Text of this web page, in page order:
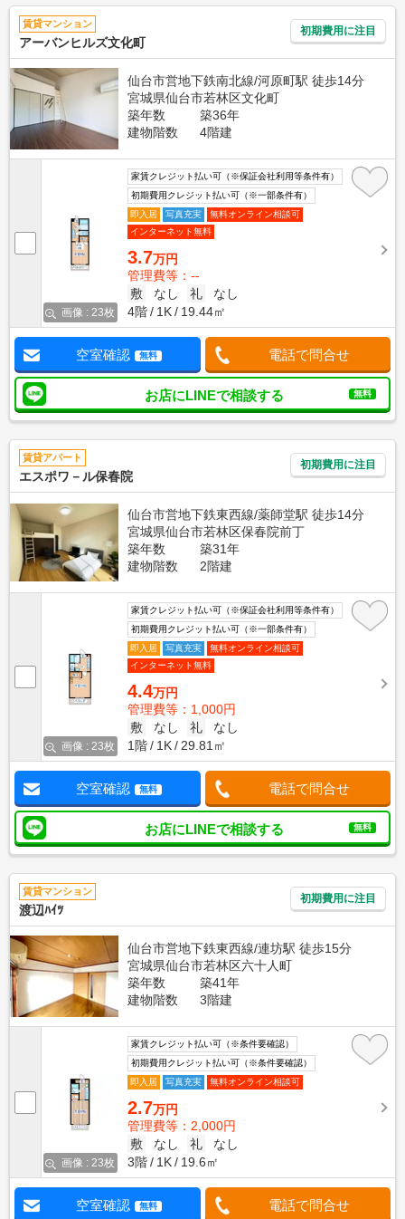
賃貸マンション
アーバンヒルズ文化町
初期費用に注目
仙台市営地下鉄南北線/河原町駅 徒歩14分
宮城県仙台市若林区文化町
築年数
築36年
建物階数
4階建
画像 : 23枚
家賃クレジット払い可（※保証会社利用等条件有）
初期費用クレジット払い可（※一部条件有）
即入居
写真充実
無料オンライン相談可
インターネット無料
3.7万円
管理費等：--
敷
なし 礼
なし
4階
1K 19.44㎡
空室確認 無料 電話で問合せ
お店にLINEで相談する 無料
賃貸アパート
エスポワ－ル保春院
初期費用に注目
仙台市営地下鉄東西線/薬師堂駅 徒歩14分
宮城県仙台市若林区保春院前丁
築年数
築31年
建物階数
2階建
画像 : 23枚
家賃クレジット払い可（※保証会社利用等条件有）
初期費用クレジット払い可（※一部条件有）
即入居
写真充実
無料オンライン相談可
インターネット無料
4.4万円
管理費等：1,000円
敷
なし 礼
なし
1階
1K 29.81㎡
空室確認 無料 電話で問合せ
お店にLINEで相談する 無料
賃貸マンション
渡辺ﾊｲﾂ
初期費用に注目
仙台市営地下鉄東西線/連坊駅 徒歩15分
宮城県仙台市若林区六十人町
築年数
築41年
建物階数
3階建
画像 : 23枚
家賃クレジット払い可（※条件要確認）
初期費用クレジット払い可（※条件要確認）
即入居
写真充実 無料オンライン相談可
2.7万円
管理費等：2,000円
敷
なし 礼
なし
3階
1K 19.6㎡
空室確認 無料 電話で問合せ